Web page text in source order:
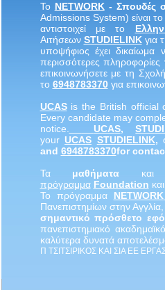
Το NETWORK- Σπουδές
Admissions System) είναι
αντιστοιχεί με το
Αιτήσεων STUDIELINK για
υποψήφιος έχει
περισσότερες πληροφορίες
επικοινωνήσετε με τη
το 6948783370για
UCASis the British official
Every candidate may
notice.
UCAS,
your UCAS STUDIELINK,
and 6948783370for
Τα μαθήματα και
πρόγραμμα Foundation και
Το πρόγραμμα NETWORK
Πανεπιστημίων στην
σημαντικό πρόσθετο
πανεπιστημιακό
καλύτερα δυνατά
Π ΤΣΙΤΣΙΡΙΚΟΣ ΚΑΙ ΣΙΑ ΕΕ